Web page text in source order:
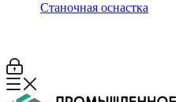
Станочная оснастка